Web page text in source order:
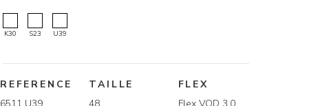
K30 S23 U39
REFERENCE
TAILLE
FLEX